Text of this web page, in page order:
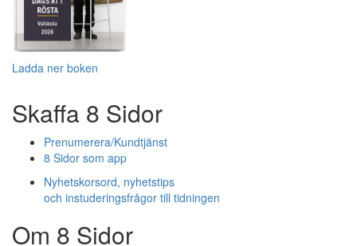
Ladda ner boken
Skaffa 8 Sidor
Prenumerera/Kundtjänst
8 Sidor som app
Nyhetskorsord, nyhetstips
och instuderingsfrågor till tidningen
Om 8 Sidor